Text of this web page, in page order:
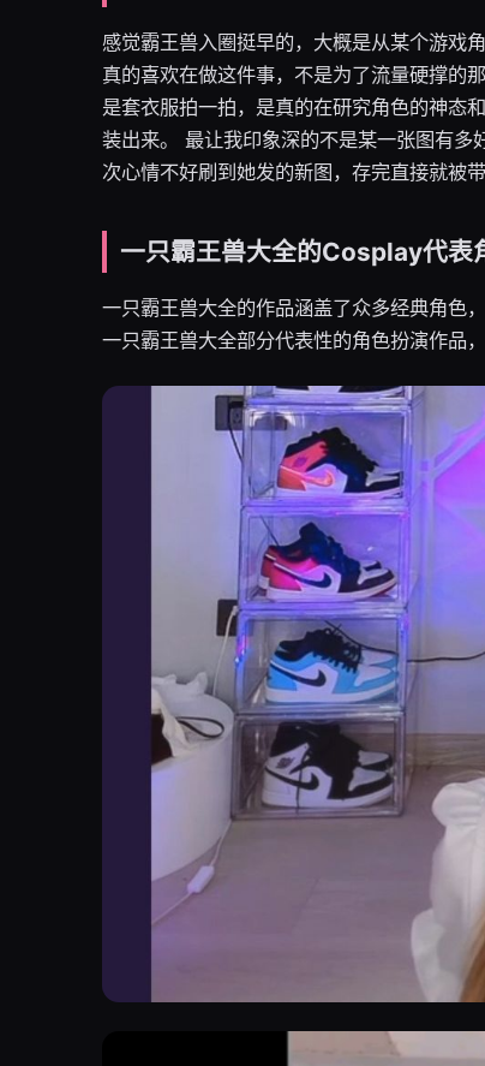
感觉霸王兽入圈挺早的，大概是从某个游戏
真的喜欢在做这件事，不是为了流量硬撑的
是套衣服拍一拍，是真的在研究角色的神态
装出来。 最让我印象深的不是某一张图有
次心情不好刷到她发的新图，存完直接就被
一只霸王兽大全的Cosplay代表
一只霸王兽大全的作品涵盖了众多经典角色
一只霸王兽大全部分代表性的角色扮演作品